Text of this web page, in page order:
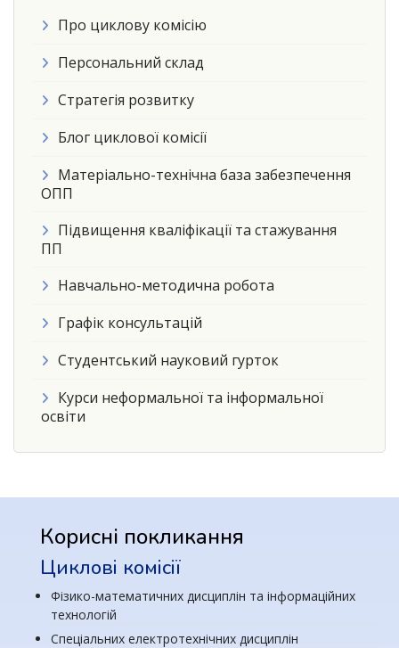
Про циклову комісію
Персональний склад
Стратегія розвитку
Блог циклової комісії
Матеріально-технічна база забезпечення
ОПП
Підвищення кваліфікації та стажування
ПП
Навчально-методична робота
Графік консультацій
Студентський науковий гурток
Курси неформальної та інформальної
освіти
Корисні покликання
Циклові комісії
Фізико-математичних дисциплін та інформаційних
технологій
Спеціальних електротехнічних дисциплін